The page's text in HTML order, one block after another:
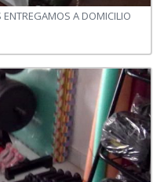
A DOMICILIO